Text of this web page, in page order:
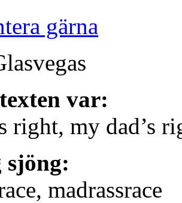
gärna
var:
right, my dad’s
sjöng:
madrassrace